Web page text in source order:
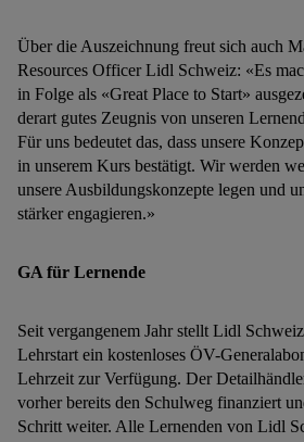
Über die Auszeichnung freut sich auch
Resources Officer Lidl Schweiz: «Es
in Folge als «Great Place to Start»
derart gutes Zeugnis von unseren
Für uns bedeutet das, dass unsere
in unserem Kurs bestätigt. Wir werden
unsere Ausbildungskonzepte legen und
stärker engagieren.»
GA für Lernende
Seit vergangenem Jahr stellt Lidl
Lehrstart ein kostenloses ÖV-
Lehrzeit zur Verfügung. Der
vorher bereits den Schulweg finanziert
Schritt weiter. Alle Lernenden von Lidl